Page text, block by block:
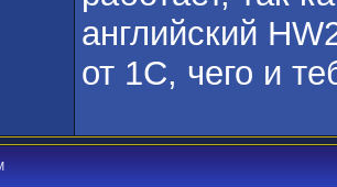
английский
от 1C, чего и